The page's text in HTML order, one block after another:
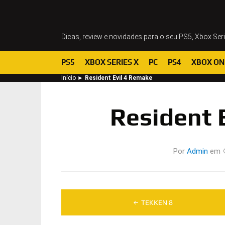
Dicas, review e novidades para o seu PS5, Xbox
PS5 XBOX SERIES X PC PS4 XBOX
Início ► Resident Evil 4 Remake
Resident
Por Admin em
Navegação
de
TEKKEN 8